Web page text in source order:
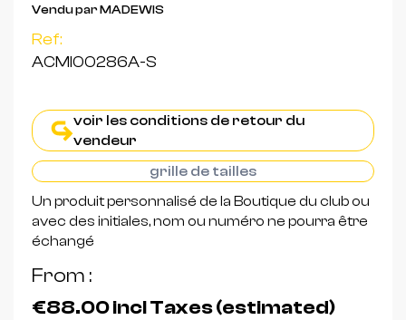
Vendu par MADEWIS
Ref:
ACMI00286A-S
voir les conditions de retour du
vendeur
grille de tailles
Un produit personnalisé de la Boutique du club ou
avec des initiales, nom ou numéro ne pourra être
échangé
From
€88.00incl Taxes (estimated)